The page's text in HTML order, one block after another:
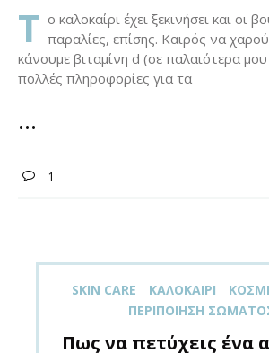
Τ ο καλοκαίρι έχει ξεκινήσει και οι
παραλίες, επίσης. Καιρός να
κάνουμε βιταμίνη d (σε παλαιότερα
πολλές πληροφορίες για τα
1
SKIN CARE ΚΑΛΟΚΑΊΡΙ
ΠΕΡΙΠΟΊΗΣΗ
Πως να πετύχεις ένα